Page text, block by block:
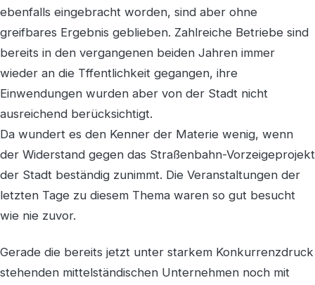
ebenfalls eingebracht worden, sind aber ohne
greifbares Ergebnis geblieben. Zahlreiche Betriebe sind
bereits in den vergangenen beiden Jahren immer
wieder an die Tffentlichkeit gegangen, ihre
Einwendungen wurden aber von der Stadt nicht
ausreichend berücksichtigt.
Da wundert es den Kenner der Materie wenig, wenn
der Widerstand gegen das Straßenbahn-Vorzeigeprojekt
der Stadt beständig zunimmt. Die Veranstaltungen der
letzten Tage zu diesem Thema waren so gut besucht
wie nie zuvor.
Gerade die bereits jetzt unter starkem Konkurrenzdruck
stehenden mittelständischen Unternehmen noch mit